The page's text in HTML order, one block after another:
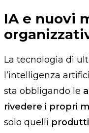
IA e nuovi
La tecnologia di
l’intelligenza
sta obbligando le
rivedere i propri
solo quelli